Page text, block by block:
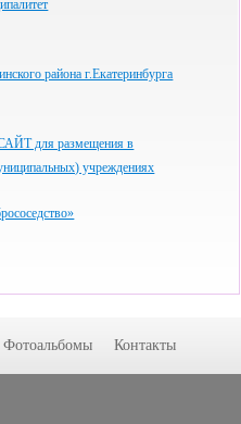
района г.Екатеринбурга
для размещения в
учреждениях
Фотоальбомы Контакты